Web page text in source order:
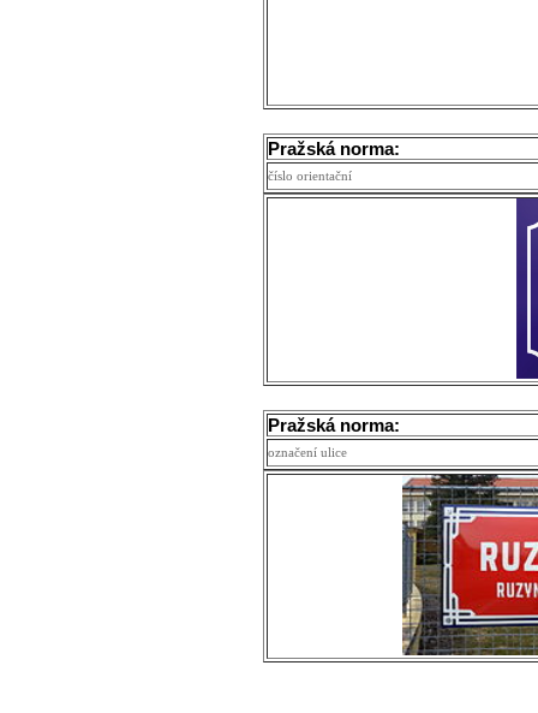
Pražská norma:
číslo orientační
Pražská norma:
označení ulice